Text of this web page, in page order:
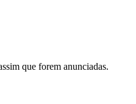
que forem anunciadas.